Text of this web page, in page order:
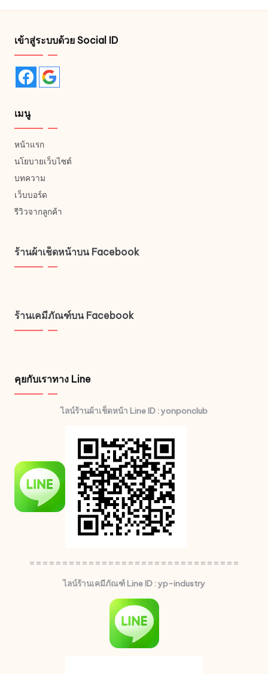
เข้าสู่ระบบด้วย Social ID
เมนู
หน้าแรก
นโยบายเว็บไซต์
บทความ
เว็บบอร์ด
รีวิวจากลูกค้า
ร้านผ้าเช็ดหน้าบน Facebook
ร้านเคมีภัณฑ์บน Facebook
คุยกับเราทาง Line
ไลน์ร้านผ้าเช็ดหน้า Line ID : yonponclub
================================
ไลน์ร้านเคมีภัณฑ์ Line ID : yp-industry